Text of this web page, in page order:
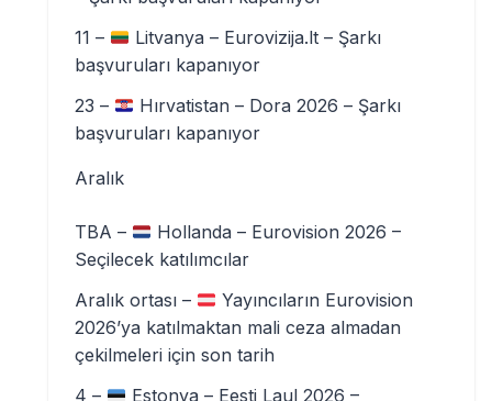
11 –
Litvanya – Eurovizija.lt – Şarkı
başvuruları kapanıyor
23 –
Hırvatistan – Dora 2026 – Şarkı
başvuruları kapanıyor
Aralık
TBA –
Hollanda – Eurovision 2026 –
Seçilecek katılımcılar
Aralık ortası –
Yayıncıların Eurovision
2026’ya katılmaktan mali ceza almadan
çekilmeleri için son tarih
4 –
Estonya – Eesti Laul 2026 –